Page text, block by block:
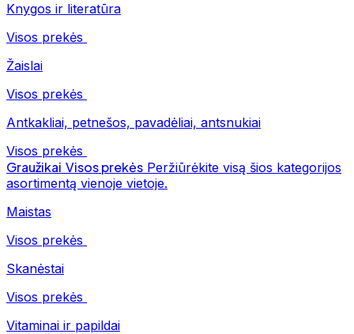
Knygos ir literatūra
Visos prekės
Žaislai
Visos prekės
Antkakliai, petnešos, pavadėliai, antsnukiai
Visos prekės
Graužikai Visos prekės Peržiūrėkite visą šios kategorijos
asortimentą vienoje vietoje.
Maistas
Visos prekės
Skanėstai
Visos prekės
Vitaminai ir papildai